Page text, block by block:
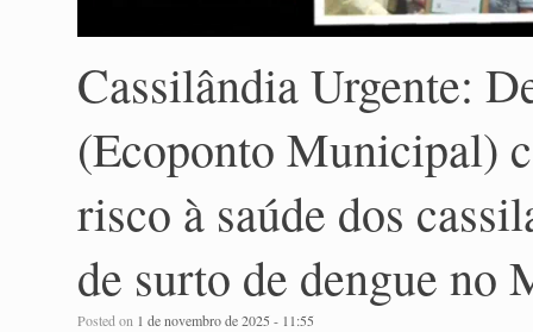
Cassilândia Urgente:
(Ecoponto Municipal)
risco à saúde dos
de surto de dengue no
Posted on 1 de novembro de 2025 - 11:55